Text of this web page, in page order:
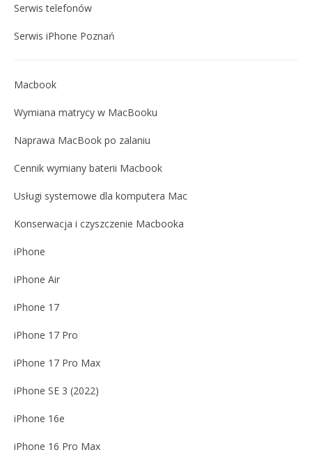
Serwis telefonów
Serwis iPhone Poznań
Macbook
Wymiana matrycy w MacBooku
Naprawa MacBook po zalaniu
Cennik wymiany baterii Macbook
Usługi systemowe dla komputera Mac
Konserwacja i czyszczenie Macbooka
iPhone
iPhone Air
iPhone 17
iPhone 17 Pro
iPhone 17 Pro Max
iPhone SE 3 (2022)
iPhone 16e
iPhone 16 Pro Max